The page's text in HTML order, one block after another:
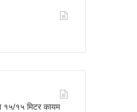
१५/१५ मिटर कायम